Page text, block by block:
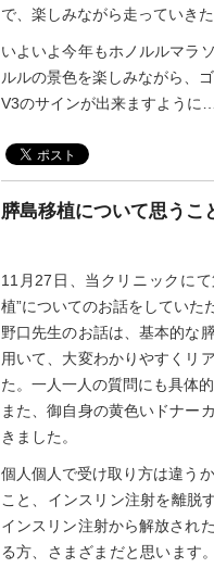
で、楽しみながら走っていき
いよいよ今年もホノルルマラ
ルルの景色を楽しみながら、
V3のサインが出来ますように…
膵島移植について思うこ
11月27日、当クリニックに
植”についてのお話をしていた
野口先生のお話は、基本的な
用いて、大変わかりやすくリ
た。一人一人の質問にも具体
また、御自身の黄色いドナー
きました。
個人個人で受け取り方は違う
こと、インスリン注射を離脱
インスリン注射から解放され
る方、さまざまだと思います